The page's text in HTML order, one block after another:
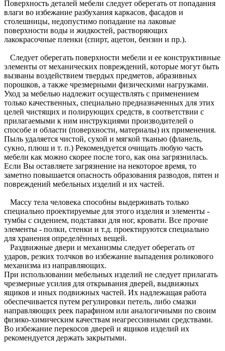
Поверхность деталей мебели следует оберегать от попадания
влаги во избежание разбухания каркасов, фасадов и
столешницы, недопустимо попадание на лаковые
поверхности воды и жидкостей, растворяющих
лакокрасочные пленки (спирт, ацетон, бензин и пр.).
Следует оберегать поверхности мебели и ее конструктивные
элементы от механических повреждений, которые могут быть
вызваны воздействием твердых предметов, абразивных
порошков, а также чрезмерными физическими нагрузками.
Уход за мебелью надлежит осуществлять с применением
только качественных, специально предназначенных для этих
целей чистящих и полирующих средств, в соответствии с
прилагаемыми к ним инструкциями производителей о
способе и области (поверхности, материалы) их применения.
Пыль удаляется чистой, сухой и мягкой тканью (фланель,
сукно, плюш и т. п.) Рекомендуется очищать любую часть
мебели как можно скорее после того, как она загрязнилась.
Если Вы оставляете загрязнение на некоторое время, то
заметно повышается опасность образования разводов, пятен и
повреждений мебельных изделий и их частей.
Массу тела человека способны выдерживать только
специально проектируемые для этого изделия и элементы -
тумбы с сидением, подставки для ног, кровати. Все прочие
элементы - полки, стенки и т.д. проектируются специально
для хранения определённых вещей.
Раздвижные двери и механизмы следует оберегать от
ударов, резких толчков во избежание выпадения роликового
механизма из направляющих.
При использовании мебельных изделий не следует прилагать
чрезмерные усилия для открывания дверей, выдвижных
ящиков и иных подвижных частей. Их надлежащая работа
обеспечивается путем регулировки петель, либо смазки
направляющих реек парафином или аналогичными по своим
физико-химическим качествам неагрессивными средствами.
Во избежание перекосов дверей и ящиков изделий их
рекомендуется держать закрытыми.